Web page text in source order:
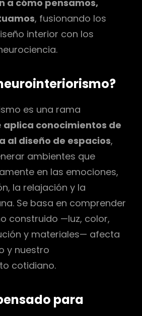
a cómo pensamos,
, fusionando los
interior con los
es una rama
aplica conocimientos de
al diseño de espacios,
ambientes que
en las emociones,
la relajación y la
Se basa en comprender
construido —luz, color,
y materiales— afecta
y nuestro
cotidiano.
para